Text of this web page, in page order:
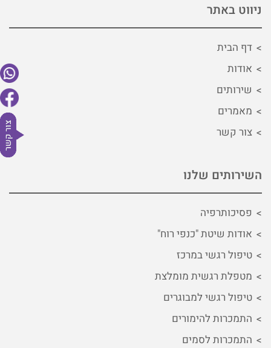
ניווט באתר
דף הבית
אודות
שירותים
מאמרים
צור קשר
השירותים שלנו
פסיכותרפיה
אודות שיטת "כנפי רוח"
טיפול רגשי במרכז
מטפלת רגשית מומלצת
טיפול רגשי למבוגרים
התמכרות להימורים
התמכרות לסמים